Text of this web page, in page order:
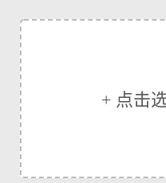
+ 点击